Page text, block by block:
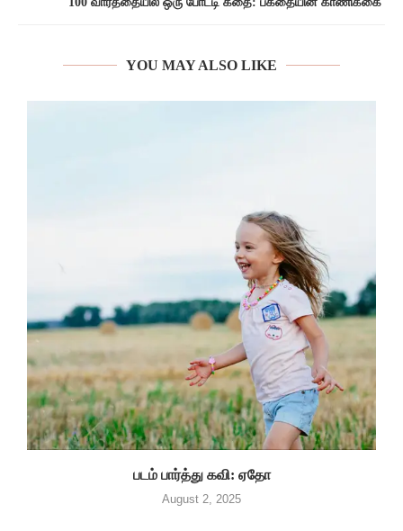
YOU MAY ALSO LIKE
படம் பார்த்து கவி: ஏதோ
August 2, 2025